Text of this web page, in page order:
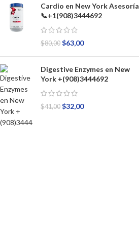
Cardio en New York Asesoría
📞+1(908)3444692
$80,00 $63,00
Digestive Enzymes en New
York +(908)3444692
$41,00 $32,00